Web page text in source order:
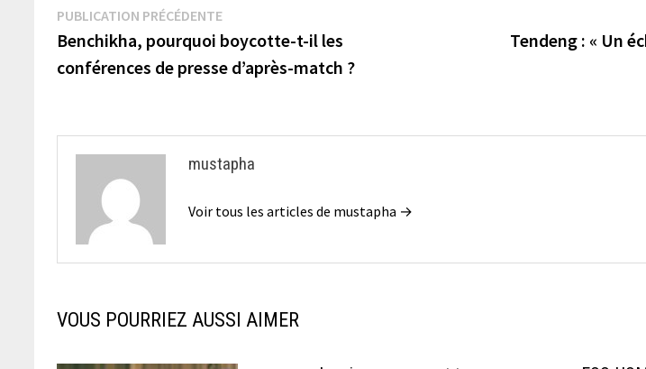
Navigation
de
PUBLICATION PRÉCÉDENTEPublication
précédente :
Benchikha, pourquoi boycotte-t-il les
conférences de presse d’après-match ?
Tendeng : « Un
mustapha
Voir tous les articles de mustapha →
VOUS POURRIEZ AUSSI AIMER